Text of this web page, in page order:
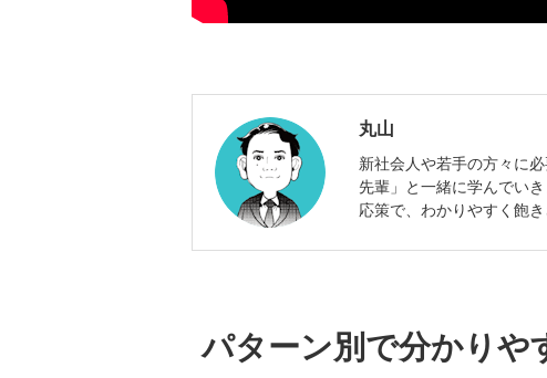
丸山
新社会人や若手の方々に
先輩」と一緒に学んでい
応策で、わかりやすく飽
パターン別で分かりや